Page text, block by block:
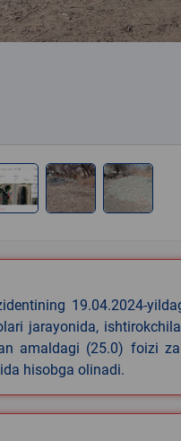
19.04.2024-
jarayonida,
amaldagi (25.0) foizi
hisobga olinadi.